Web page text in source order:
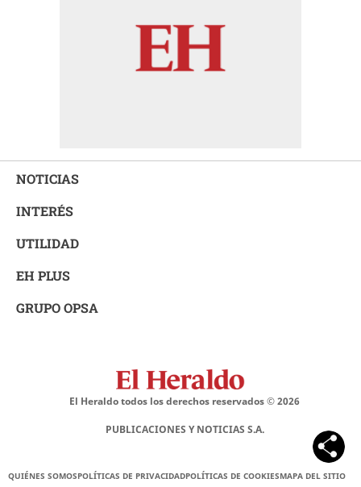
NOTICIAS
INTERÉS
UTILIDAD
EH PLUS
GRUPO OPSA
El Heraldo todos los derechos reservados ©2026
PUBLICACIONES Y NOTICIAS S.A.
QUIÉNES SOMOSPOLÍTICAS DE PRIVACIDADPOLÍTICAS DE COOKIESMAPA DEL SITIO